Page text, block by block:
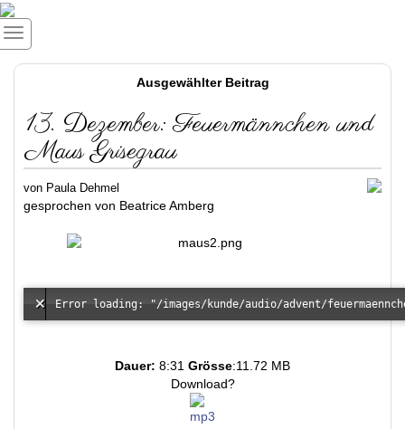
Ausgewählter Beitrag
13. Dezember: Feuermännchen und
Maus Grisegrau
von Paula Dehmel
gesprochen von Beatrice Amberg
Dauer: 8:31 Grösse:11.72 MB
Download?